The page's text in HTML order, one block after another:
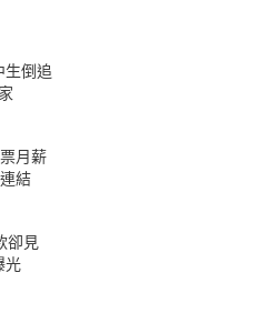
生倒追
月薪
結
卻見
光